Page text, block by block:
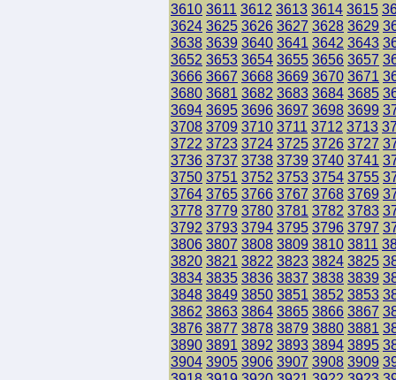
3610 3611 3612 3613 3614 3615
3624 3625 3626 3627 3628 3629
3638 3639 3640 3641 3642 3643
3652 3653 3654 3655 3656 3657
3666 3667 3668 3669 3670 3671
3680 3681 3682 3683 3684 3685
3694 3695 3696 3697 3698 3699
3708 3709 3710 3711 3712 3713
3722 3723 3724 3725 3726 3727
3736 3737 3738 3739 3740 3741
3750 3751 3752 3753 3754 3755
3764 3765 3766 3767 3768 3769
3778 3779 3780 3781 3782 3783
3792 3793 3794 3795 3796 3797
3806 3807 3808 3809 3810 3811
3820 3821 3822 3823 3824 3825
3834 3835 3836 3837 3838 3839
3848 3849 3850 3851 3852 3853
3862 3863 3864 3865 3866 3867
3876 3877 3878 3879 3880 3881
3890 3891 3892 3893 3894 3895
3904 3905 3906 3907 3908 3909